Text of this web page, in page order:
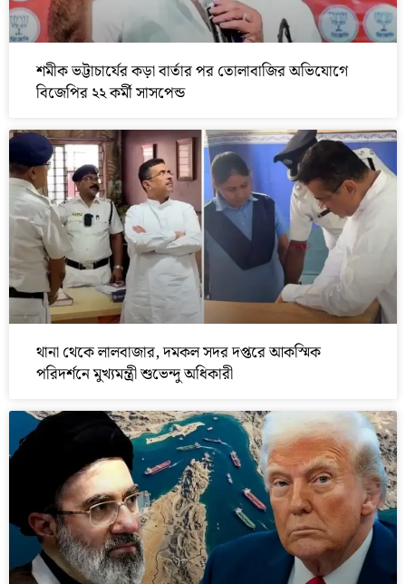
শমীক ভট্টাচার্যের কড়া বার্তার পর তোলাবাজির অভিযোগে
বিজেপির ২২ কর্মী সাসপেন্ড
থানা থেকে লালবাজার, দমকল সদর দপ্তরে আকস্মিক
পরিদর্শনে মুখ্যমন্ত্রী শুভেন্দু অধিকারী